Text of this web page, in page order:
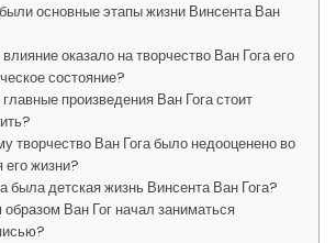
основные этапы жизни Винсента Ван
оказало на творчество Ван Гога его
состояние?
произведения Ван Гога стоит
творчество Ван Гога было недооценено во
его жизни?
была детская жизнь Винсента Ван Гога?
образом Ван Гог начал заниматься